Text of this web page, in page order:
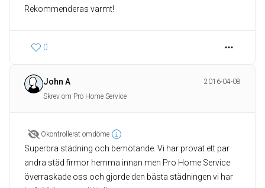
Rekommenderas varmt!
0
John A
2016-04-08
Skrev om Pro Home Service
Okontrollerat omdöme
Superbra städning och bemötande. Vi har provat ett par
andra städ firmor hemma innan men Pro Home Service
överraskade oss och gjorde den bästa städningen vi har